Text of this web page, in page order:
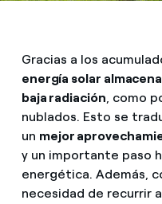
Gracias a los
energía solar
baja radiación, como
nublados. Esto se
un mejor
y un importante paso
energética. Además,
necesidad de recurrir